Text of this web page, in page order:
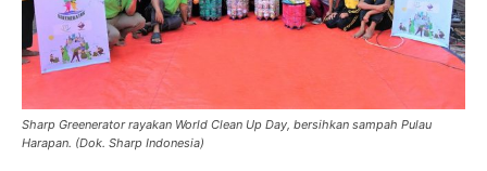
Sharp Greenerator rayakan World Clean Up Day, bersihkan sampah Pulau
Harapan. (Dok. Sharp Indonesia)